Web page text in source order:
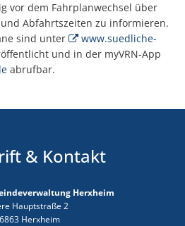
vor dem Fahrplanwechsel über
Abfahrtszeiten zu informieren.
sind unter
www.suedliche-
und in der myVRN-App
abrufbar.
& Kontakt
Herxheim
Hauptstraße 2
Herxheim